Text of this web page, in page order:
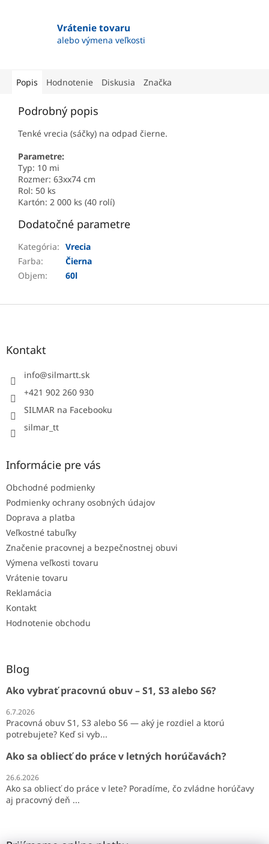
Vrátenie tovaru
alebo výmena veľkosti
Popis Hodnotenie Diskusia Značka
Podrobný popis
Tenké vrecia (sáčky) na odpad čierne.
Parametre:
Typ: 10 mi
Rozmer: 63xx74 cm
Rol: 50 ks
Kartón: 2 000 ks (40 rolí)
Dodatočné parametre
Kategória: Vrecia
Farba:
Čierna
Objem: 60l
Z
Kontakt
info@silmartt.sk
+421 902 260 930
SILMAR na Facebooku
silmar_tt
Informácie pre vás
Obchodné podmienky
Podmienky ochrany osobných údajov
Doprava a platba
Veľkostné tabuľky
Značenie pracovnej a bezpečnostnej obuvi
Výmena veľkosti tovaru
Vrátenie tovaru
Reklamácia
Kontakt
Hodnotenie obchodu
Blog
Ako vybrať pracovnú obuv – S1, S3 alebo S6?
6.7.2026
Pracovná obuv S1, S3 alebo S6 — aký je rozdiel a ktorú
potrebujete? Keď si vyb...
Ako sa obliecť do práce v letných horúčavách?
26.6.2026
Ako sa obliecť do práce v lete? Poradíme, čo zvládne horúčavy
aj pracovný deň ...